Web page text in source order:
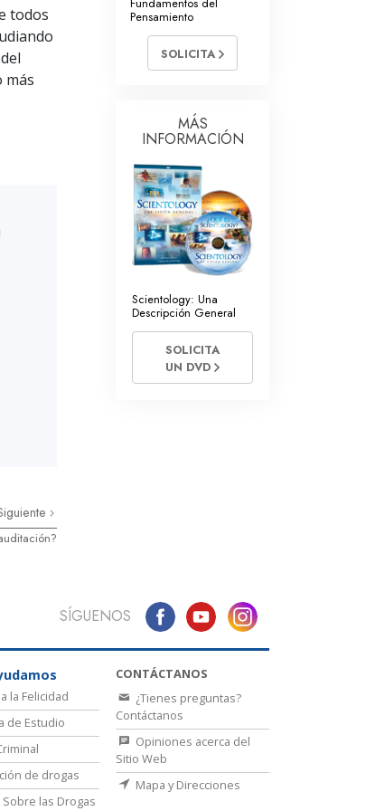
de Scientology
todos
más
Fundamentos del
Pensamiento
SOLICITA
MÁS
INFORMACIÓN
Scientology: Una
Descripción General
SOLICITA
UN DVD
SÍGUENOS
la Felicidad
de Estudio
de drogas
Sobre las Drogas
CONTÁCTANOS
¿Tienes preguntas?
Contáctanos
Opiniones acerca del
Sitio Web
Mapa y Direcciones